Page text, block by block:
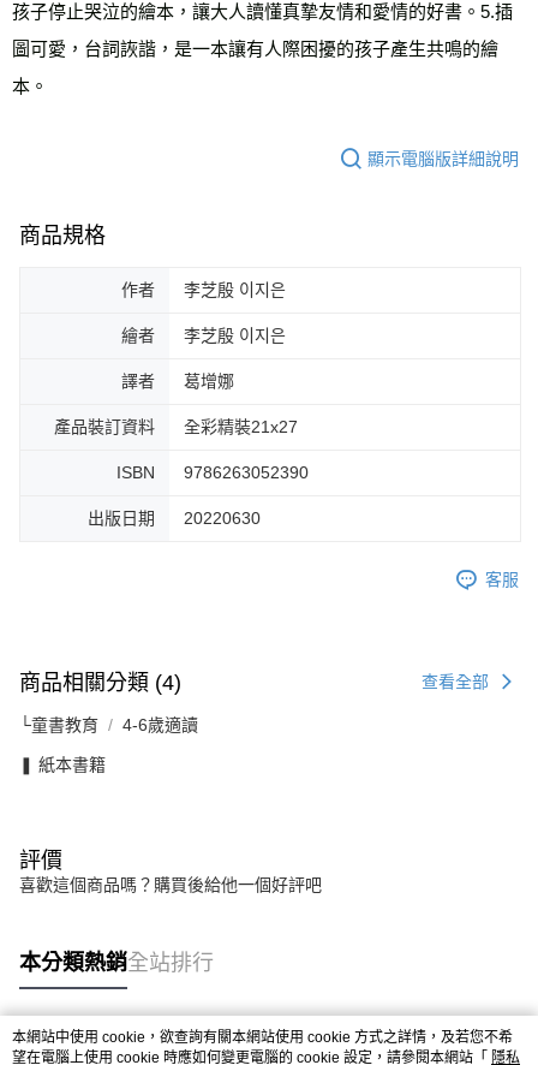
孩子停止哭泣的繪本，讓大人讀懂真摯友情和愛情的好書。5.插
圖可愛，台詞詼諧，是一本讓有人際困擾的孩子產生共鳴的繪
本。
顯示電腦版詳細說明
商品規格
作者 李芝殷 이지은
繪者 李芝殷 이지은
譯者 葛增娜
產品裝訂資料 全彩精裝21x27
ISBN 9786263052390
出版日期 20220630
客服
商品相關分類 (4) 查看全部
└童書教育 4-6歲適讀
❚ 紙本書籍
評價
喜歡這個商品嗎？購買後給他一個好評吧
本分類熱銷全站排行
熱門標籤
本網站中使用 cookie，欲查詢有關本網站使用 cookie 方式之詳情，及若您不希
望在電腦上使用 cookie 時應如何變更電腦的 cookie 設定，請參閱本網站「 隱私